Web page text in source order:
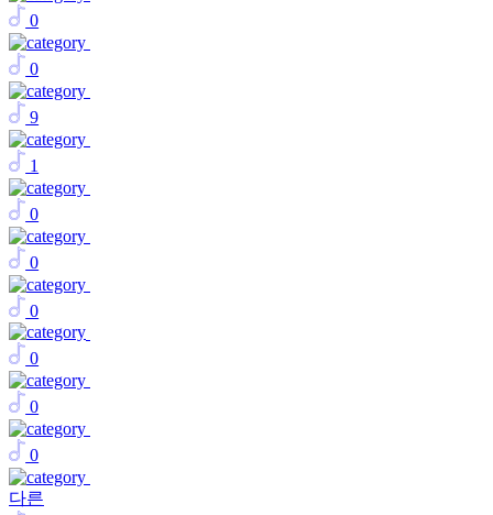
0
0
9
1
0
0
0
0
0
0
다른